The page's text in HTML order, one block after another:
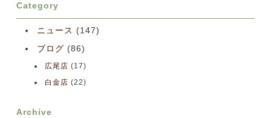
Category
ニュース (147)
ブログ (86)
広尾店 (17)
白金店 (22)
Archive